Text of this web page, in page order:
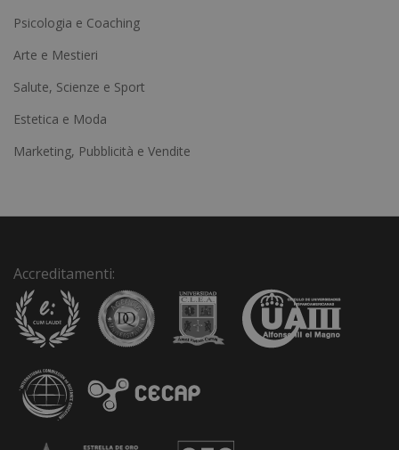
r
n
a
v
Psicologia e Coaching
Arte e Mestieri
Salute, Scienze e Sport
Estetica e Moda
Marketing, Pubblicità e Vendite
Accreditamenti: